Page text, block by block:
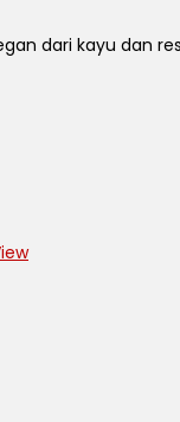
dari kayu dan